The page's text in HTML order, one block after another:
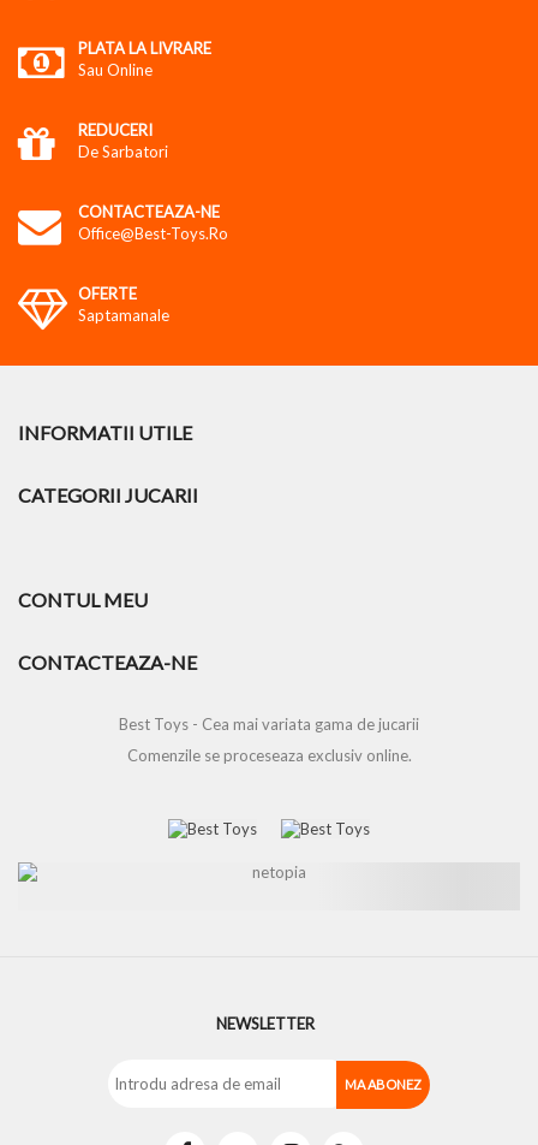
PLATA LA LIVRARE
Sau Online
REDUCERI
De Sarbatori
CONTACTEAZA-NE
Office@best-Toys.ro
OFERTE
Saptamanale
INFORMATII UTILE
CATEGORII JUCARII
CONTUL MEU
CONTACTEAZA-NE
Best Toys - Cea mai variata gama de jucarii
Comenzile se proceseaza exclusiv online.
NEWSLETTER